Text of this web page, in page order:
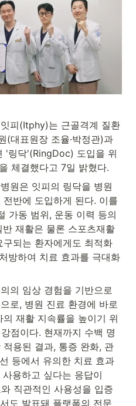
피(Itphy)는 근골격계 질환
(대표원장 조율·박정관)과
'링닥'(RingDoc) 도입을 위
체결했다고 7일 밝혔다.
원은 잇피의 링닥을 병원
반에 도입하게 된다. 이를
가동 범위, 운동 이력 등의
재활은 물론 스포츠재활
되는 환자에게도 최적화
방하여 치료 효과를 극대화
의 임상 경험을 기반으로
로, 병원 진료 환경에 바로
재활 지속률을 높이기 위
점이다. 현재까지 수백 명
용된 결과, 통증 완화, 관
등에서 유의한 치료 효과
용하고 싶다는 응답이
직관적인 사용성을 입증
도 발표돼 플랫폼의 전문